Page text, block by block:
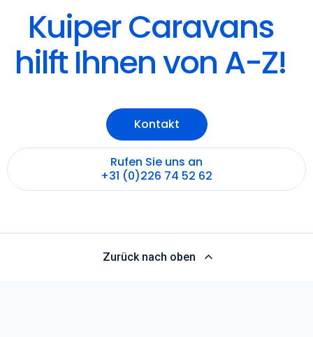
Kuiper Caravans
hilft Ihnen von A-Z!
Kontakt
Rufen Sie uns an
+31 (0)226 74 52 62
Zurück nach oben